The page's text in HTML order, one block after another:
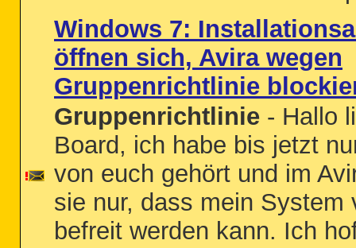
Windows 7:
öffnen sich, Avira wegen
Gruppenrichtlinie
Gruppenrichtlinie - Hallo
Board, ich habe bis jetzt
von euch gehört und im
sie nur, dass mein System
befreit werden kann. Ich